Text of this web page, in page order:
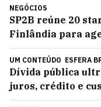
NEGÓCIOS
SP2B reúne 20
Finlândia para
UM CONTEÚDO ESFERA
Dívida pública
juros, crédito e